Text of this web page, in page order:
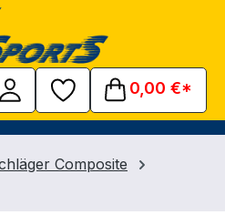
0,00 €*
Composite